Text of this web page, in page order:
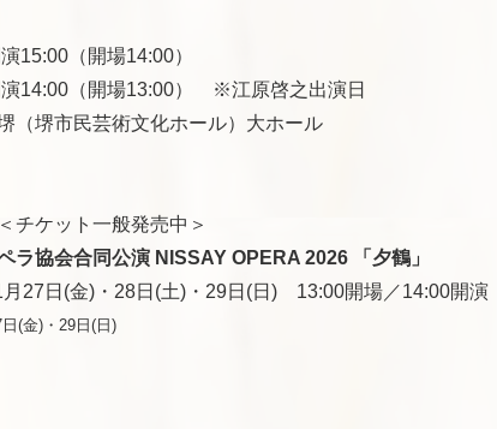
15:00（開場14:00）
演14:00（開場13:00） ※江原啓之出演日
（堺市民芸術文化ホール）大ホール
チケット一般発売中＞
ラ協会合同公演 NISSAY OPERA 2026 「夕鶴」
27日(金)・28日(土)・29日(日) 13:00開場／14:00開演
(金)・29日(日)